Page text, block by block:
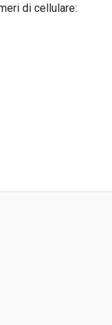
di cellulare: